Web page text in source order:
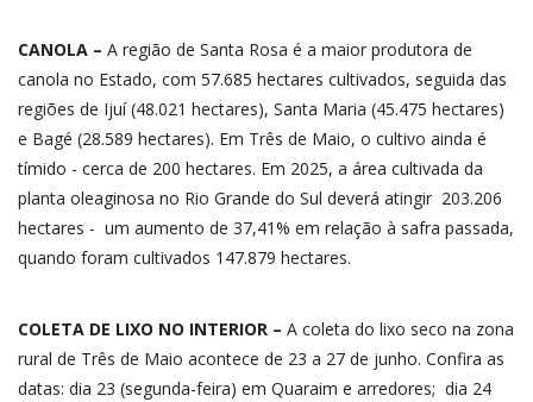
CANOLA – A região de Santa Rosa é a maior produtora de
canola no Estado, com 57.685 hectares cultivados, seguida das
regiões de Ijuí (48.021 hectares), Santa Maria (45.475 hectares)
e Bagé (28.589 hectares). Em Três de Maio, o cultivo ainda é
tímido - cerca de 200 hectares. Em 2025, a área cultivada da
planta oleaginosa no Rio Grande do Sul deverá atingir 203.206
hectares - um aumento de 37,41% em relação à safra passada,
quando foram cultivados 147.879 hectares.
COLETA DE LIXO NO INTERIOR – A coleta do lixo seco na zona
rural de Três de Maio acontece de 23 a 27 de junho. Confira as
datas: dia 23 (segunda-feira) em Quaraim e arredores; dia 24